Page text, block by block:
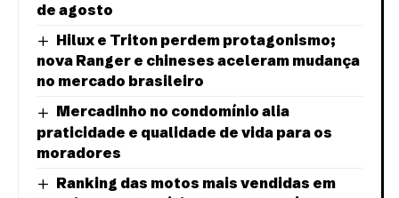
de agosto
Hilux e Triton perdem protagonismo;
nova Ranger e chineses aceleram mudança
no mercado brasileiro
Mercadinho no condomínio alia
praticidade e qualidade de vida para os
moradores
Ranking das motos mais vendidas em